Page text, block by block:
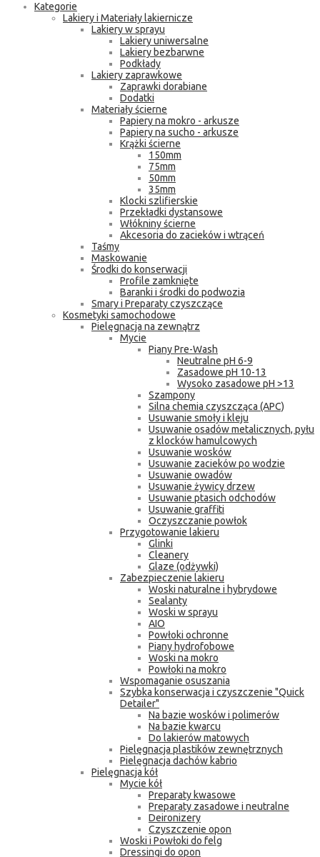
Kategorie
Lakiery i Materiały lakiernicze
Lakiery w sprayu
Lakiery uniwersalne
Lakiery bezbarwne
Podkłady
Lakiery zaprawkowe
Zaprawki dorabiane
Dodatki
Materiały ścierne
Papiery na mokro - arkusze
Papiery na sucho - arkusze
Krążki ścierne
150mm
75mm
50mm
35mm
Klocki szlifierskie
Przekładki dystansowe
Włókniny ścierne
Akcesoria do zacieków i wtrąceń
Taśmy
Maskowanie
Środki do konserwacji
Profile zamknięte
Baranki i środki do podwozia
Smary i Preparaty czyszczące
Kosmetyki samochodowe
Pielęgnacja na zewnątrz
Mycie
Piany Pre-Wash
Neutralne pH 6-9
Zasadowe pH 10-13
Wysoko zasadowe pH >13
Szampony
Silna chemia czyszcząca (APC)
Usuwanie smoły i kleju
Usuwanie osadów metalicznych, pyłu
z klocków hamulcowych
Usuwanie wosków
Usuwanie zacieków po wodzie
Usuwanie owadów
Usuwanie żywicy drzew
Usuwanie ptasich odchodów
Usuwanie graffiti
Oczyszczanie powłok
Przygotowanie lakieru
Glinki
Cleanery
Glaze (odżywki)
Zabezpieczenie lakieru
Woski naturalne i hybrydowe
Sealanty
Woski w sprayu
AIO
Powłoki ochronne
Piany hydrofobowe
Woski na mokro
Powłoki na mokro
Wspomaganie osuszania
Szybka konserwacja i czyszczenie "Quick
Detailer"
Na bazie wosków i polimerów
Na bazie kwarcu
Do lakierów matowych
Pielęgnacja plastików zewnętrznych
Pielęgnacja dachów kabrio
Pielęgnacja kół
Mycie kół
Preparaty kwasowe
Preparaty zasadowe i neutralne
Deironizery
Czyszczenie opon
Woski i Powłoki do felg
Dressingi do opon